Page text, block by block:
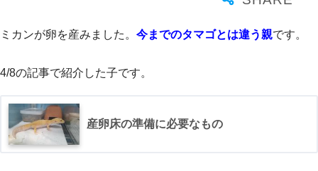
ミカンが卵を産みました。 今までのタマゴとは違う親です。
4/8の記事で紹介した子です。
産卵床の準備に必要なもの